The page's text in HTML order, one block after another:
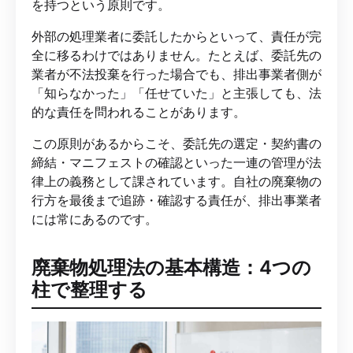
を持つという原則です。
外部の処理業者に委託したからといって、責任が完
全に移るわけではありません。たとえば、委託先の
業者が不法投棄を行った場合でも、排出事業者側が
「知らなかった」「任せていた」と主張しても、法
的な責任を問われることがあります。
この原則があるからこそ、委託先の選定・契約書の
締結・マニフェストの確認といった一連の管理が法
律上の義務として課されています。自社の廃棄物の
行方を最後まで追跡・確認する責任が、排出事業者
には常にあるのです。
廃棄物処理法の基本構造：4つの
柱で整理する